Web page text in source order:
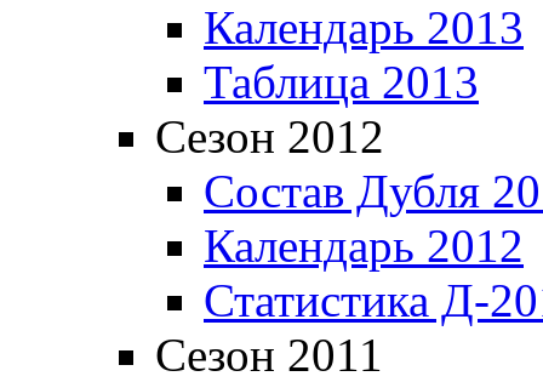
Календарь 2013
Таблица 2013
Сезон 2012
Состав Дубля
Календарь 2012
Статистика Д-
Сезон 2011